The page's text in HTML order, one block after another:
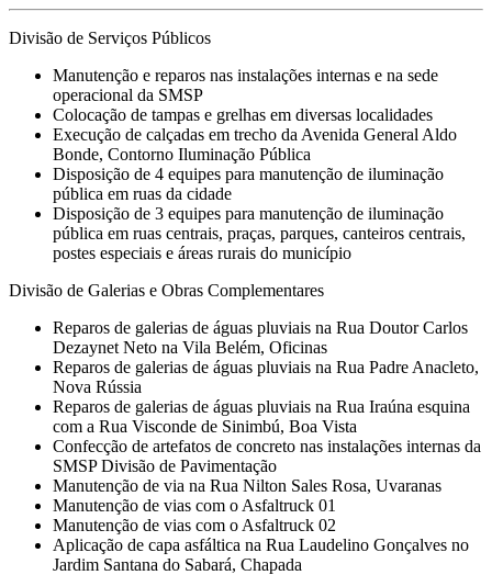
Divisão de Serviços Públicos
Manutenção e reparos nas instalações internas e na sede
operacional da SMSP
Colocação de tampas e grelhas em diversas localidades
Execução de calçadas em trecho da Avenida General Aldo
Bonde, Contorno Iluminação Pública
Disposição de 4 equipes para manutenção de iluminação
pública em ruas da cidade
Disposição de 3 equipes para manutenção de iluminação
pública em ruas centrais, praças, parques, canteiros centrais,
postes especiais e áreas rurais do município
Divisão de Galerias e Obras Complementares
Reparos de galerias de águas pluviais na Rua Doutor Carlos
Dezaynet Neto na Vila Belém, Oficinas
Reparos de galerias de águas pluviais na Rua Padre Anacleto,
Nova Rússia
Reparos de galerias de águas pluviais na Rua Iraúna esquina
com a Rua Visconde de Sinimbú, Boa Vista
Confecção de artefatos de concreto nas instalações internas da
SMSP Divisão de Pavimentação
Manutenção de via na Rua Nilton Sales Rosa, Uvaranas
Manutenção de vias com o Asfaltruck 01
Manutenção de vias com o Asfaltruck 02
Aplicação de capa asfáltica na Rua Laudelino Gonçalves no
Jardim Santana do Sabará, Chapada